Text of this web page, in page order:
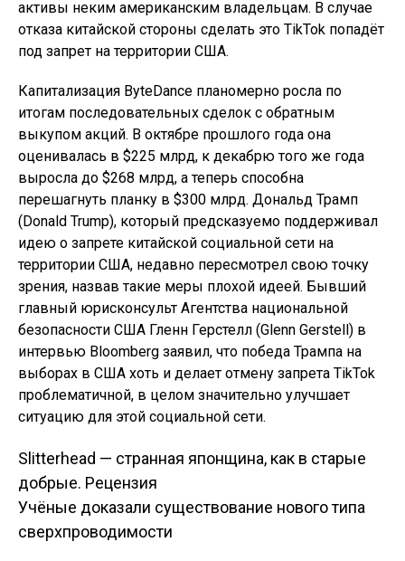
активы неким американским владельцам. В случае
отказа китайской стороны сделать это TikTok попадёт
под запрет на территории США.
Капитализация ByteDance планомерно росла по
итогам последовательных сделок с обратным
выкупом акций. В октябре прошлого года она
оценивалась в $225 млрд, к декабрю того же года
выросла до $268 млрд, а теперь способна
перешагнуть планку в $300 млрд. Дональд Трамп
(Donald Trump), который предсказуемо поддерживал
идею о запрете китайской социальной сети на
территории США, недавно пересмотрел свою точку
зрения, назвав такие меры плохой идеей. Бывший
главный юрисконсульт Агентства национальной
безопасности США Гленн Герстелл (Glenn Gerstell) в
интервью Bloomberg заявил, что победа Трампа на
выборах в США хоть и делает отмену запрета TikTok
проблематичной, в целом значительно улучшает
ситуацию для этой социальной сети.
Навигация по
записям
Slitterhead — странная японщина, как в старые
добрые. Рецензия
Учёные доказали существование нового типа
сверхпроводимости